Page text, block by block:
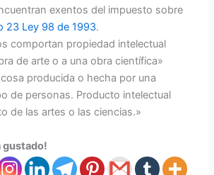
exentos del impuesto sobre
23 Ley 98 de 1993.
comportan propiedad intelectual
de arte o a una obra científica»
producida o hecha por una
de personas. Producto intelectual
de las artes o las ciencias.»
gustado!